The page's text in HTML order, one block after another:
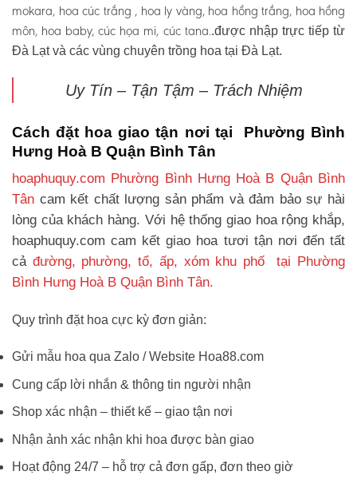
mokara, hoa cúc trắng , hoa ly vàng, hoa hồng trắng, hoa hồng
môn, hoa baby, cúc họa mi, cúc tana..được nhập trực tiếp từ
Đà Lạt và các vùng chuyên trồng hoa tại Đà Lạt.
Uy Tín – Tận Tậm – Trách Nhiệm
Cách đặt hoa giao tận nơi tại Phường Bình
Hưng Hoà B Quận Bình Tân
hoaphuquy.com Phường Bình Hưng Hoà B Quận Bình
Tân cam kết chất lượng sản phẩm và đảm bảo sự hài
lòng của khách hàng. Với hệ thống giao hoa rộng khắp,
hoaphuquy.com cam kết giao hoa tươi tận nơi đến tất
cả đường, phường, tổ, ấp, xóm khu phố tại Phường
Bình Hưng Hoà B Quận Bình Tân.
Quy trình đặt hoa cực kỳ đơn giản:
Gửi mẫu hoa qua Zalo / Website Hoa88.com
Cung cấp lời nhắn & thông tin người nhận
Shop xác nhận – thiết kế – giao tận nơi
Nhận ảnh xác nhận khi hoa được bàn giao
Hoạt động 24/7 – hỗ trợ cả đơn gấp, đơn theo giờ